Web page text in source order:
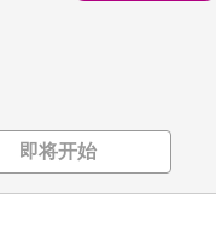
即将开始